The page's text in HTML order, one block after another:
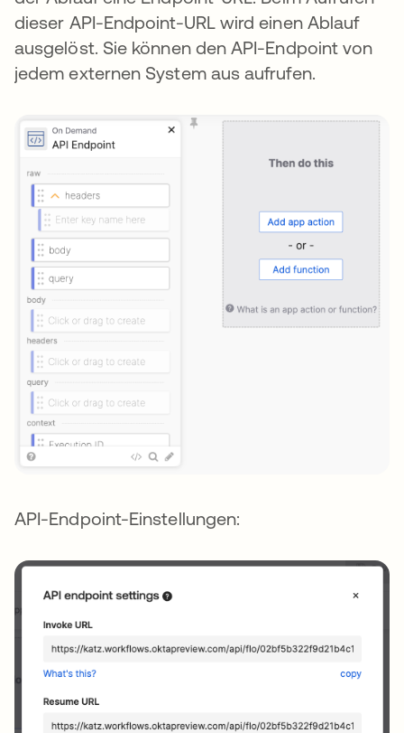
dieser API-Endpoint-URL wird einen Ablauf
ausgelöst. Sie können den API-Endpoint von
jedem externen System aus aufrufen.
API-Endpoint-Einstellungen: